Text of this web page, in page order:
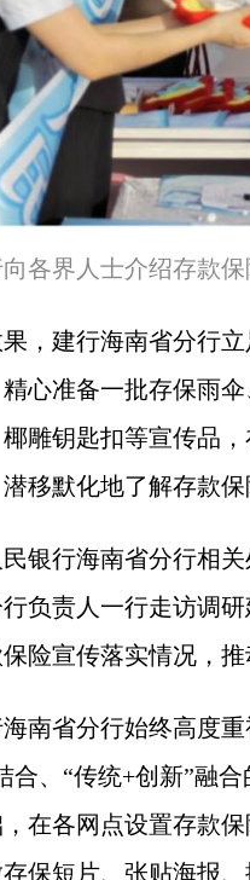
各界人士介绍存款
建行海南省分行立
心准备一批存保雨
雕钥匙扣等宣传品
移默化地了解存款保
行海南省分行相关
负责人一行走访调
险宣传落实情况，推
省分行始终高度重
合、“传统+创新”融
在各网点设置存款
保短片、张贴海报